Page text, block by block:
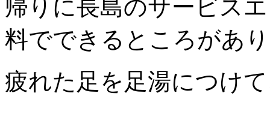
帰りに長島のサービス
料でできるところがあ
疲れた足を足湯につけ